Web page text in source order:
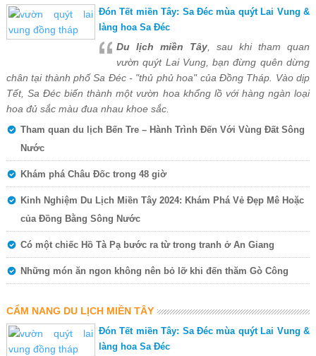
Đón Tết miền Tây: Sa Đéc mùa quýt Lai Vung &
làng hoa Sa Đéc
Du lịch miền Tây , sau khi tham quan
vườn quýt Lai Vung, bạn đừng quên dừng
chân tại thành phố Sa Đéc - "thủ phủ hoa" của Đồng Tháp. Vào dịp
Tết, Sa Đéc biến thành một vườn hoa khổng lồ với hàng ngàn loại
hoa đủ sắc màu đua nhau khoe sắc.
Tham quan du lịch Bến Tre – Hành Trình Đến Với Vùng Đất Sông
Nước
Khám phá Châu Đốc trong 48 giờ
Kinh Nghiệm Du Lịch Miền Tây 2024: Khám Phá Vẻ Đẹp Mê Hoặc
của Đồng Bằng Sông Nước
Có một chiếc Hồ Tà Pạ bước ra từ trong tranh ở An Giang
Những món ăn ngon không nên bỏ lỡ khi đến thăm Gò Công
CẨM NANG DU LỊCH MIỀN TÂY
Đón Tết miền Tây: Sa Đéc mùa quýt Lai Vung &
làng hoa Sa Đéc